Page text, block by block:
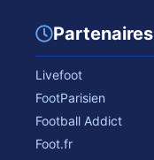
Partenaires
Livefoot
FootParisien
Football Addict
Foot.fr